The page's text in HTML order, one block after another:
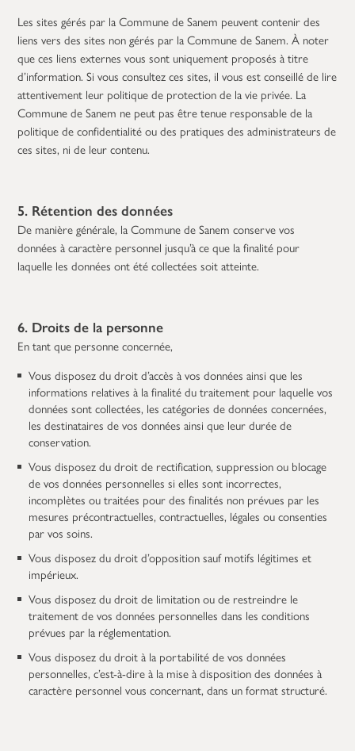
Les sites gérés par la Commune de Sanem peuvent contenir des
liens vers des sites non gérés par la Commune de Sanem. À noter
que ces liens externes vous sont uniquement proposés à titre
d’information. Si vous consultez ces sites, il vous est conseillé de lire
attentivement leur politique de protection de la vie privée. La
Commune de Sanem ne peut pas être tenue responsable de la
politique de confidentialité ou des pratiques des administrateurs de
ces sites, ni de leur contenu.
5. Rétention des données
De manière générale, la Commune de Sanem conserve vos
données à caractère personnel jusqu’à ce que la finalité pour
laquelle les données ont été collectées soit atteinte.
6. Droits de la personne
En tant que personne concernée,
Vous disposez du droit d’accès à vos données ainsi que les
informations relatives à la finalité du traitement pour laquelle vos
données sont collectées, les catégories de données concernées,
les destinataires de vos données ainsi que leur durée de
conservation.
Vous disposez du droit de rectification, suppression ou blocage
de vos données personnelles si elles sont incorrectes,
incomplètes ou traitées pour des finalités non prévues par les
mesures précontractuelles, contractuelles, légales ou consenties
par vos soins.
Vous disposez du droit d’opposition sauf motifs légitimes et
impérieux.
Vous disposez du droit de limitation ou de restreindre le
traitement de vos données personnelles dans les conditions
prévues par la réglementation.
Vous disposez du droit à la portabilité de vos données
personnelles, c’est-à-dire à la mise à disposition des données à
caractère personnel vous concernant, dans un format structuré.